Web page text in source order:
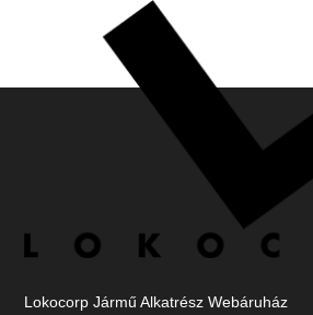
Lokocorp Jármű Alkatrész Webáruház